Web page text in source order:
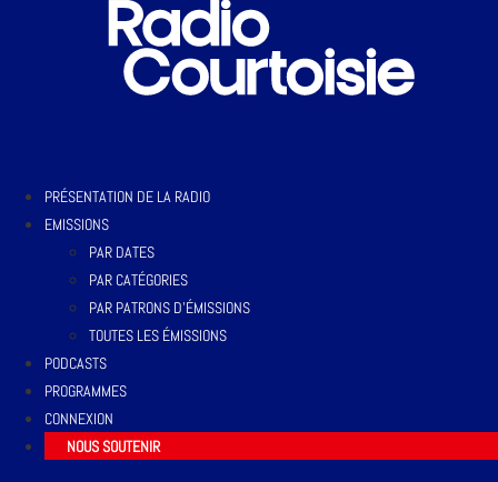
PRÉSENTATION DE LA RADIO
EMISSIONS
PAR DATES
PAR CATÉGORIES
PAR PATRONS D’ÉMISSIONS
TOUTES LES ÉMISSIONS
PODCASTS
PROGRAMMES
CONNEXION
NOUS SOUTENIR